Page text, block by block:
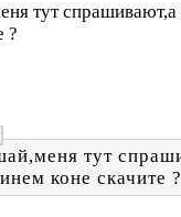
тут спрашивают,а
?
тут
коне скачите ?